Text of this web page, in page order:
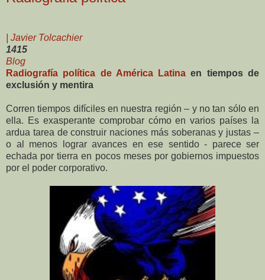
| Javier Tolcachier
1415
Blog
Radiografía política de América Latina en tiempos de
exclusión y mentira
Corren tiempos difíciles en nuestra región – y no tan sólo en
ella. Es exasperante comprobar cómo en varios países la
ardua tarea de construir naciones más soberanas y justas –
o al menos lograr avances en ese sentido - parece ser
echada por tierra en pocos meses por gobiernos impuestos
por el poder corporativo.